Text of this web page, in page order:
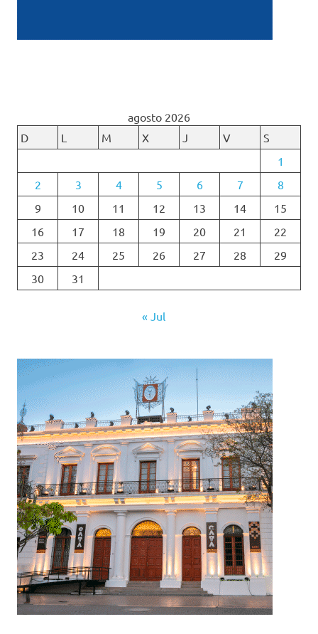
agosto 2026
D
L M X J V
S
1
2
3 4 5 6 7
8
9
10 11 12 13 14
15
16
17 18 19 20 21
22
23
24 25 26 27 28
29
30
31
« Jul